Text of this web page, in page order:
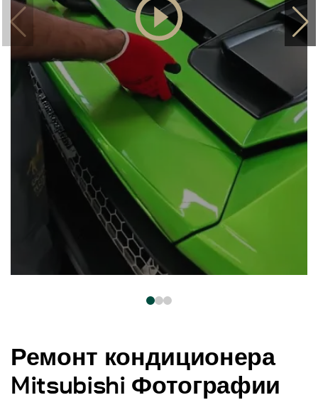
Ремонт кондиционера
Mitsubishi Фотографии